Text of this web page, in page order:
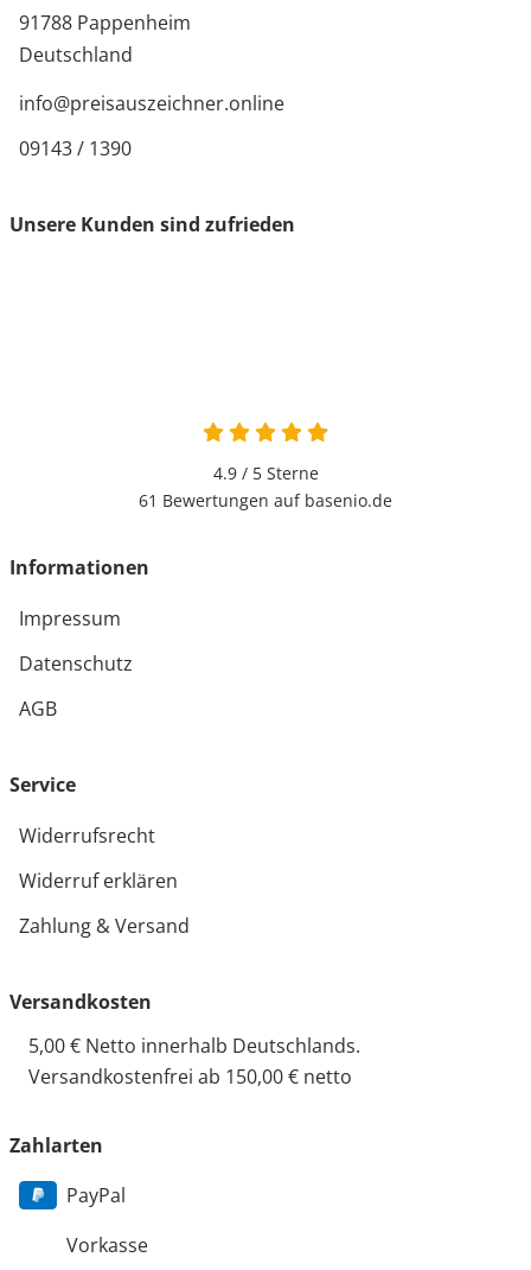
91788 Pappenheim
Deutschland
info@preisauszeichner.online
09143 / 1390
Unsere Kunden sind zufrieden
4.9 / 5Sterne
61 Bewertungen auf basenio.de
Informationen
Impressum
Datenschutz
AGB
Service
Widerrufsrecht
Widerruf erklären
Zahlung & Versand
Versandkosten
5,00 € Netto innerhalb Deutschlands.
Versandkostenfrei ab 150,00 € netto
Zahlarten
PayPal
Vorkasse